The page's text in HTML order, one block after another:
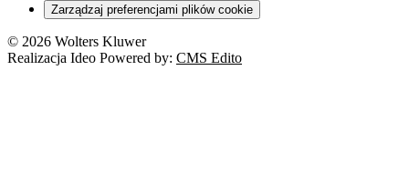
Zarządzaj preferencjami plików cookie
© 2026 Wolters Kluwer
Realizacja Ideo Powered by: CMS Edito